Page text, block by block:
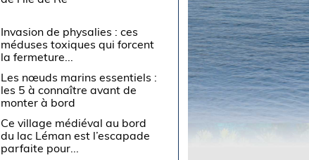
Invasion de physalies : ces
méduses toxiques qui forcent
la fermeture...
Les nœuds marins essentiels :
les 5 à connaître avant de
monter à bord
Ce village médiéval au bord
du lac Léman est l’escapade
parfaite pour...